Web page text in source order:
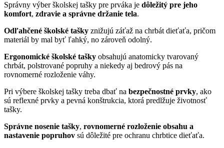
Správny výber školskej tašky pre prváka je dôležitý pre jeho
komfort, zdravie a správne držanie tela.
Odľahčené školské tašky znižujú záťaž na chrbát dieťaťa, pričom
materiál by mal byť ľahký, no zároveň odolný.
Ergonomické školské tašky obsahujú anatomicky tvarovaný
chrbát, polstrované popruhy a niekedy aj bedrový pás na
rovnomerné rozloženie váhy.
Pri výbere školskej tašky treba dbať na bezpečnostné prvky, ako
sú reflexné prvky a pevná konštrukcia, ktorá predlžuje životnosť
tašky.
Správne nosenie tašky, rovnomerné rozloženie obsahu a
nastavenie popruhov sú dôležité pre ochranu chrbtice dieťaťa.